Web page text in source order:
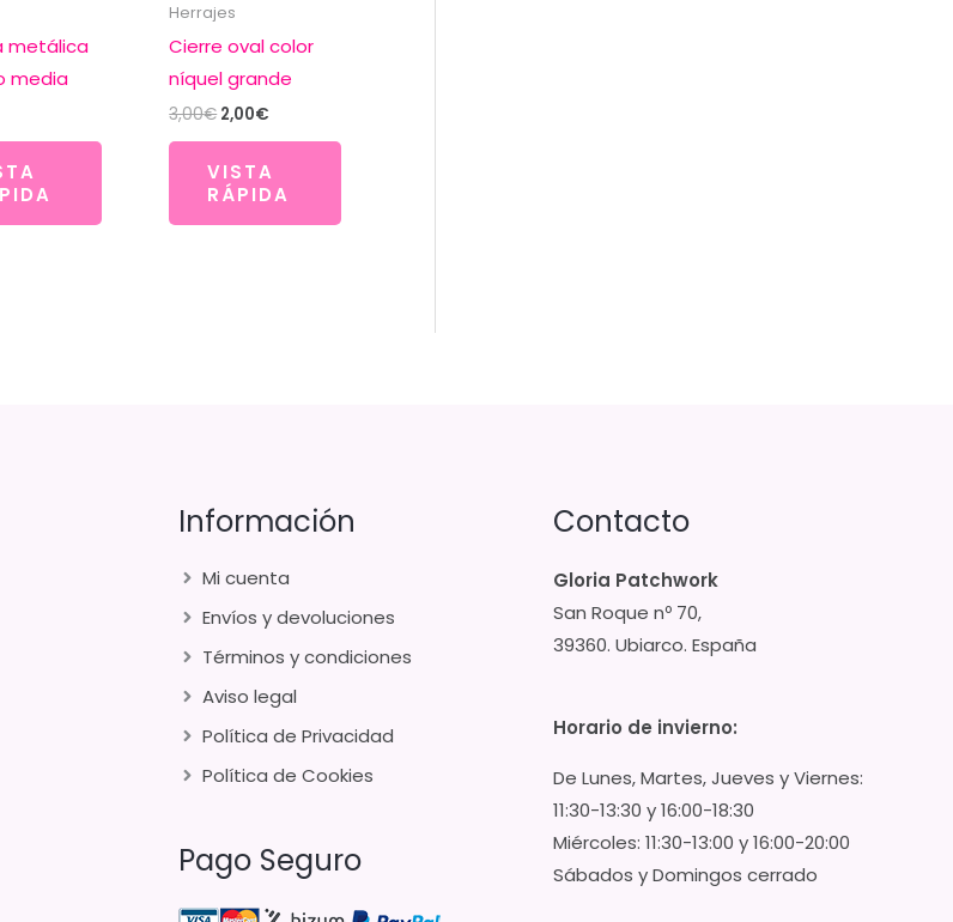
metálica
media
Herrajes
Cierre oval color
níquel grande
3,00€ El
era:
3,00€.
2,00€
es:
2,00€.
VISTA
RÁPIDA
Información
Mi cuenta
Envíos y devoluciones
Términos y condiciones
Aviso legal
Política de Privacidad
Política de Cookies
Pago Seguro
Contacto
Gloria Patchwork
San Roque nº 70,
39360. Ubiarco. España
Horario de invierno:
De Lunes, Martes, Jueves y Viernes:
11:30-13:30 y 16:00-18:30
Miércoles: 11:30-13:00 y 16:00-20:00
Sábados y Domingos cerrado